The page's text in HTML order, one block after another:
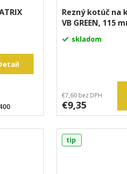
Rezný kotúč na
VB GREEN, 115
skladom
€7,60 bez DPH
€9,35
tip